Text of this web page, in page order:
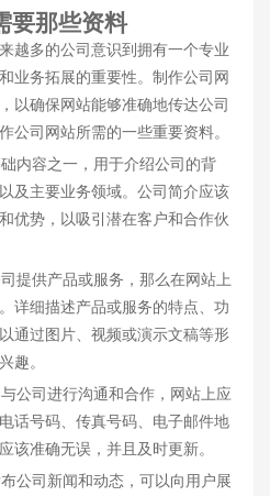
要那些资料
越多的公司意识到拥有一个专业
业务拓展的重要性。制作公司网
以确保网站能够准确地传达公司
公司网站所需的一些重要资料。
内容之一，用于介绍公司的背
及主要业务领域。公司简介应该
优势，以吸引潜在客户和合作伙
提供产品或服务，那么在网站上
详细描述产品或服务的特点、功
通过图片、视频或演示文稿等形
趣。
公司进行沟通和合作，网站上应
话号码、传真号码、电子邮件地
该准确无误，并且及时更新。
公司新闻和动态，可以向用户展